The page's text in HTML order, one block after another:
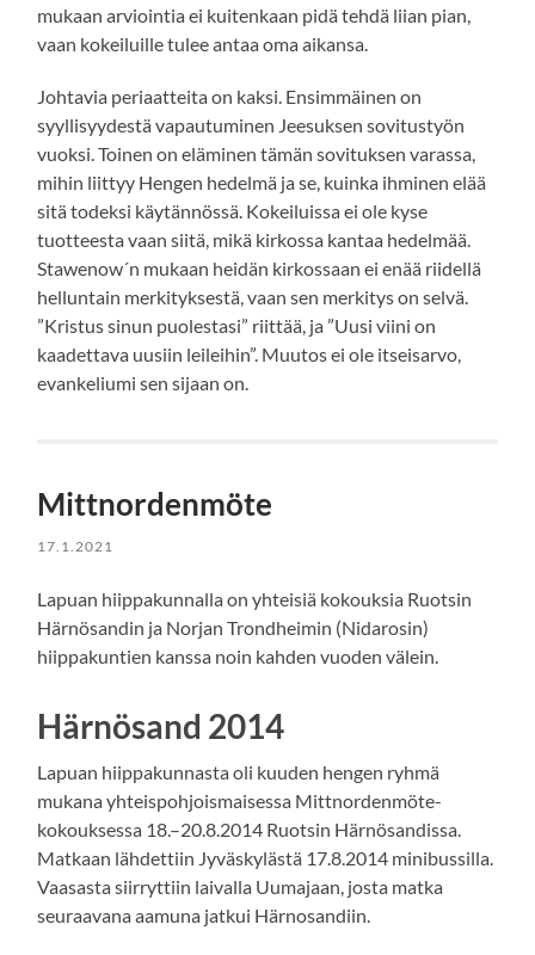
mukaan arviointia ei kuitenkaan pidä tehdä liian pian,
vaan kokeiluille tulee antaa oma aikansa.
Johtavia periaatteita on kaksi. Ensimmäinen on
syyllisyydestä vapautuminen Jeesuksen sovitustyön
vuoksi. Toinen on eläminen tämän sovituksen varassa,
mihin liittyy Hengen hedelmä ja se, kuinka ihminen elää
sitä todeksi käytännössä. Kokeiluissa ei ole kyse
tuotteesta vaan siitä, mikä kirkossa kantaa hedelmää.
Stawenow´n mukaan heidän kirkossaan ei enää riidellä
helluntain merkityksestä, vaan sen merkitys on selvä.
”Kristus sinun puolestasi” riittää, ja ”Uusi viini on
kaadettava uusiin leileihin”. Muutos ei ole itseisarvo,
evankeliumi sen sijaan on.
Mittnordenmöte
17.1.2021
Lapuan hiippakunnalla on yhteisiä kokouksia Ruotsin
Härnösandin ja Norjan Trondheimin (Nidarosin)
hiippakuntien kanssa noin kahden vuoden välein.
Härnösand 2014
Lapuan hiippakunnasta oli kuuden hengen ryhmä
mukana yhteispohjoismaisessa Mittnordenmöte-
kokouksessa 18.–20.8.2014 Ruotsin Härnösandissa.
Matkaan lähdettiin Jyväskylästä 17.8.2014 minibussilla.
Vaasasta siirryttiin laivalla Uumajaan, josta matka
seuraavana aamuna jatkui Härnosandiin.